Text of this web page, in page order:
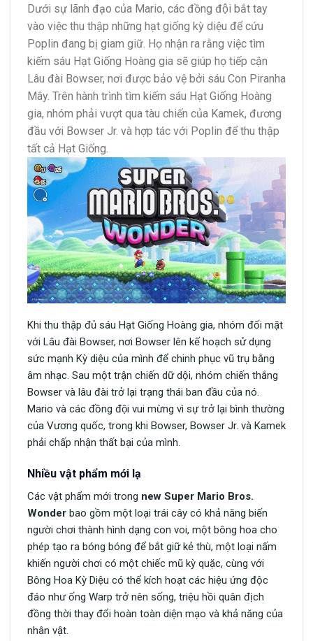
Dưới sự lãnh đạo của Mario, các đồng đội bắt tay
vào việc thu thập những hạt giống kỳ diệu để cứu
Poplin đang bị giam giữ. Họ nhận ra rằng việc tìm
kiếm sáu Hạt Giống Hoàng gia sẽ giúp họ tiếp cận
Lâu đài Bowser, nơi được bảo vệ bởi sáu Con Piranha
Mây. Trên hành trình tìm kiếm sáu Hạt Giống Hoàng
gia, nhóm phải vượt qua tàu chiến của Kamek, đương
đầu với Bowser Jr. và hợp tác với Poplin để thu thập
tất cả Hạt Giống.
Khi thu thập đủ sáu Hạt Giống Hoàng gia, nhóm đối mặt
với Lâu đài Bowser, nơi Bowser lên kế hoạch sử dụng
sức mạnh Kỳ diệu của mình để chinh phục vũ trụ bằng
âm nhạc. Sau một trận chiến dữ dội, nhóm chiến thắng
Bowser và lâu đài trở lại trạng thái ban đầu của nó.
Mario và các đồng đội vui mừng vì sự trở lại bình thường
của Vương quốc, trong khi Bowser, Bowser Jr. và Kamek
phải chấp nhận thất bại của mình.
Nhiều vật phẩm mới lạ
Các vật phẩm mới trong new Super Mario Bros.
Wonder bao gồm một loại trái cây có khả năng biến
người chơi thành hình dạng con voi, một bông hoa cho
phép tạo ra bóng bóng để bắt giữ kẻ thù, một loại nấm
khiến người chơi có một chiếc mũ kỳ quặc, cùng với
Bông Hoa Kỳ Diệu có thể kích hoạt các hiệu ứng độc
đáo như ống Warp trở nên sống, triệu hồi quân địch
đồng thời thay đổi hoàn toàn diện mạo và khả năng của
nhân vật.